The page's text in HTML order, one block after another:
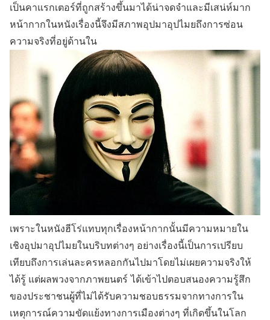
เป็นคาแรกเตอร์ที่ถูกสร้างขึ้นมาได้น่าจดจำและมีเสน่ห์มาก
หน้ากากในหนังเรื่องนี้จึงมีสภาพอุปมาอุปไมยถึงการซ่อน
ความจริงที่อยู่ด้านใน
เพราะในหนังฮีโร่แทบทุกเรื่องหน้ากากนั้นมีความหมายใน
เชิงอุปมาอุปไมยในบริบทต่างๆ อย่างเรื่องนี้เป็นการเปรียบ
เทียบถึงการเล่นละครหลอกกันไปมาโดยไม่เผยความจริงให้
ได้รู้ แต่ผลพวงจากภาพยนตร์ ได้เข้าไปตอบสนองความรู้สึก
ของประชาชนผู้ที่ไม่ได้รับความชอบธรรมจากทางการใน
เหตุการณ์ความขัดแย้งทางการเมืองต่างๆ ที่เกิดขึ้นในโลก